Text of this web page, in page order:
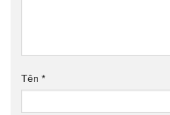
Tên *